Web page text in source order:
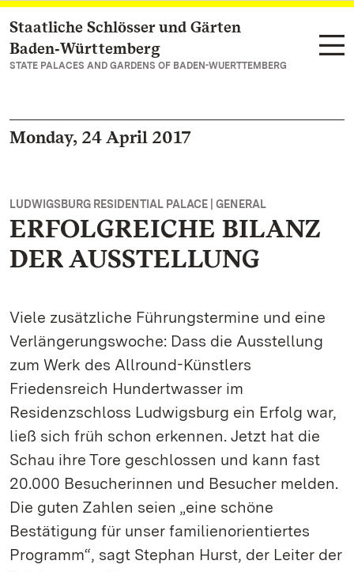
Navigate to main page
Staatliche Schlösser und Gärten
Baden‑Württemberg
STATE PALACES AND GARDENS OF BADEN-WUERTTEMBERG
Monday, 24 April 2017
LUDWIGSBURG RESIDENTIAL PALACE | GENERAL
ERFOLGREICHE BILANZ
DER AUSSTELLUNG
Viele zusätzliche Führungstermine und eine
Verlängerungswoche: Dass die Ausstellung
zum Werk des Allround-Künstlers
Friedensreich Hundertwasser im
Residenzschloss Ludwigsburg ein Erfolg war,
ließ sich früh schon erkennen. Jetzt hat die
Schau ihre Tore geschlossen und kann fast
20.000 Besucherinnen und Besucher melden.
Die guten Zahlen seien „eine schöne
Bestätigung für unser familienorientiertes
Programm“, sagt Stephan Hurst, der Leiter der